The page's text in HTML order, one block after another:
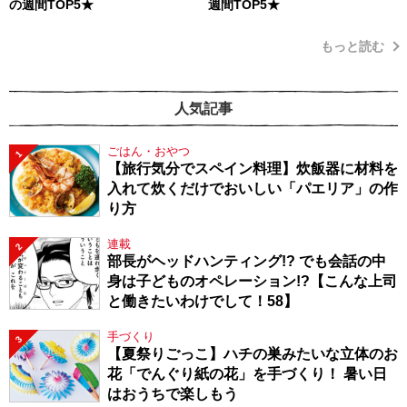
の週間TOP5★ 週間TOP5★
もっと読む
人気記事
1 ごはん・おやつ
【旅行気分でスペイン料理】炊飯器に材料を
入れて炊くだけでおいしい「パエリア」の作
り方
2 連載
部長がヘッドハンティング!? でも会話の中
身は子どものオペレーション!?【こんな上司
と働きたいわけでして！58】
3 手づくり
【夏祭りごっこ】ハチの巣みたいな立体のお
花「でんぐり紙の花」を手づくり！ 暑い日
はおうちで楽しもう